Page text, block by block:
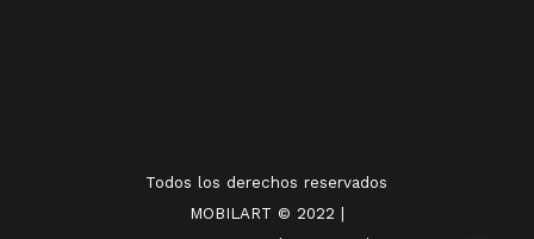
Todos los derechos reservados
MOBILART © 2022 |